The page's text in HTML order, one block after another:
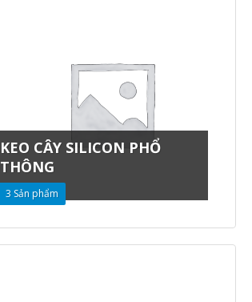
KEO CÂY SILICON PHỔ
THÔNG
3 Sản phẩm